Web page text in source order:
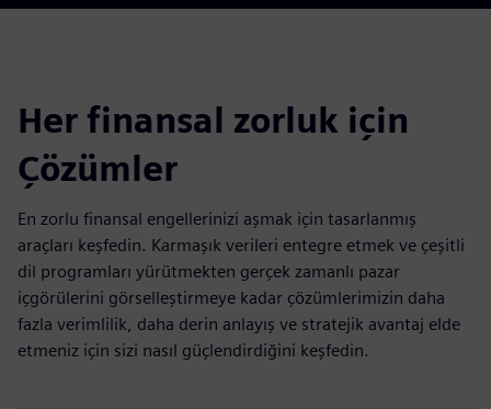
Her finansal zorluk için
Çözümler
En zorlu finansal engellerinizi aşmak için tasarlanmış
araçları keşfedin. Karmaşık verileri entegre etmek ve çeşitli
dil programları yürütmekten gerçek zamanlı pazar
içgörülerini görselleştirmeye kadar çözümlerimizin daha
fazla verimlilik, daha derin anlayış ve stratejik avantaj elde
etmeniz için sizi nasıl güçlendirdiğini keşfedin.